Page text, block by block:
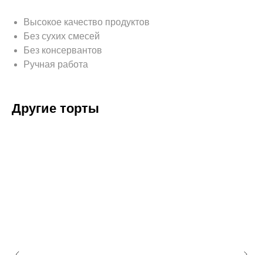
Высокое качество продуктов
Без сухих смесей
Без консервантов
Ручная работа
Другие торты